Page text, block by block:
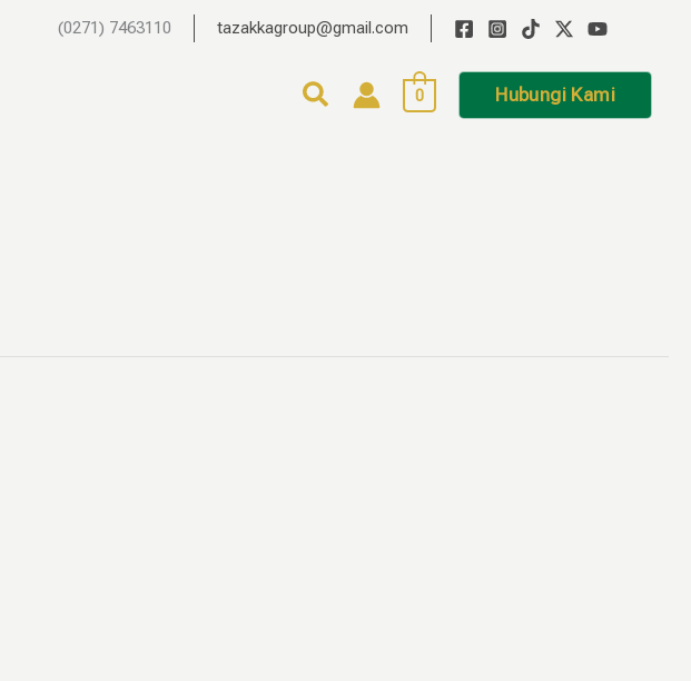
(0271) 7463110 tazakkagroup@gmail.com
0 Hubungi Kami